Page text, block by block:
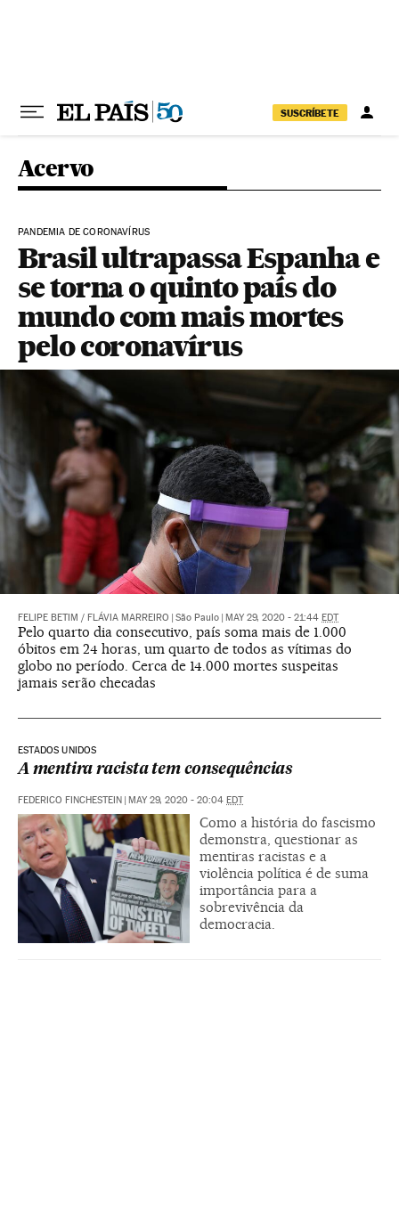
SUSCRÍBETE
Acervo
PANDEMIA DE CORONAVÍRUS
Brasil ultrapassa Espanha e
se torna o quinto país do
mundo com mais mortes
pelo coronavírus
FELIPE BETIM / FLÁVIA MARREIRO São Paulo MAY 29, 2020 - 21:44 EDT
Pelo quarto dia consecutivo, país soma mais de 1.000
óbitos em 24 horas, um quarto de todos as vítimas do
globo no período. Cerca de 14.000 mortes suspeitas
jamais serão checadas
ESTADOS UNIDOS
A mentira racista tem consequências
FEDERICO FINCHESTEIN MAY 29, 2020 - 20:04 EDT
Como a história do fascismo
demonstra, questionar as
mentiras racistas e a
violência política é de suma
importância para a
sobrevivência da
democracia.